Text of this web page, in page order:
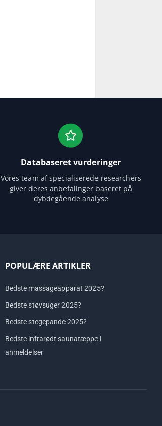
Databaseret vurderinger
Vores team af specialiserede researchers
giver deres anbefalinger baseret på
dybdegående analyse
POPULÆRE ARTIKLER
Bedste massageapparat 2025?
Bedste støvsuger 2025?
Bedste stegepande 2025?
Bedste infrarødt saunatæppe i
anmeldelser